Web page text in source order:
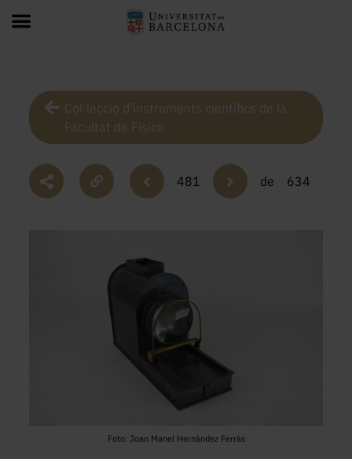
Col·lecció d’instruments científics de la
Facultat de Física
481 de 634
Foto: Joan Manel Hernàndez Ferràs